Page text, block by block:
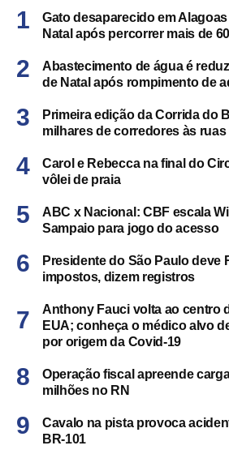
Gato desaparecido em
Natal após percorrer mais de
Abastecimento de água é
de Natal após rompimento de
Primeira edição da Corrida do
milhares de corredores às ruas
Carol e Rebecca na final do
vôlei de praia
ABC x Nacional: CBF escala
Sampaio para jogo do acesso
Presidente do São Paulo deve
impostos, dizem registros
Anthony Fauci volta ao centro
EUA; conheça o médico alvo
por origem da Covid-19
Operação fiscal apreende
milhões no RN
Cavalo na pista provoca
BR-101